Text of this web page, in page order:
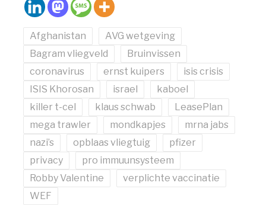
Afghanistan
AVG wetgeving
Bagram vliegveld
Bruinvissen
coronavirus
ernst kuipers
isis crisis
ISIS Khorosan
israel
kaboel
killer t-cel
klaus schwab
LeasePlan
mega trawler
mondkapjes
mrna jabs
nazi’s
opblaas vliegtuig
pfizer
privacy
pro immuunsysteem
Robby Valentine
verplichte vaccinatie
WEF